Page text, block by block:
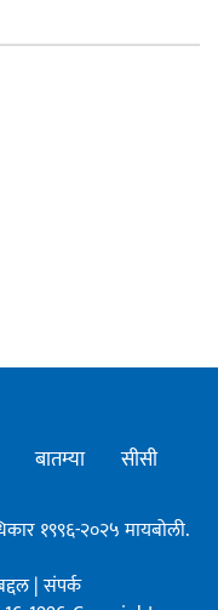
बातम्या सीसी
१९९६-२०२५ मायबोली.
|संपर्क